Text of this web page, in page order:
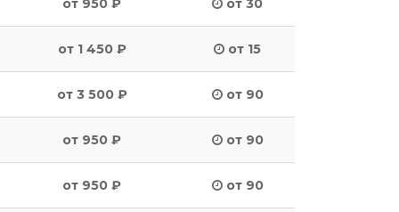
от 950 ₽ от 30
от 1 450 ₽ от 15
от 3 500 ₽ от 90
от 950 ₽ от 90
от 950 ₽ от 90